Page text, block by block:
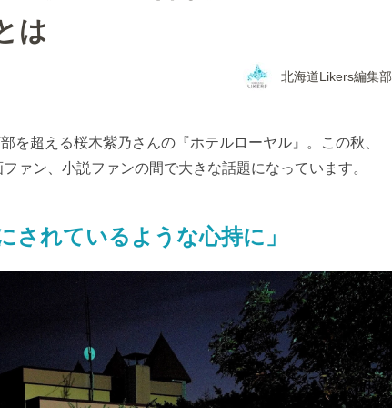
は
北海道Likers編集部
を超える桜木紫乃さんの『ホテルローヤル』。この秋、
ァン、小説ファンの間で大きな話題になっています。
されているような心持に」